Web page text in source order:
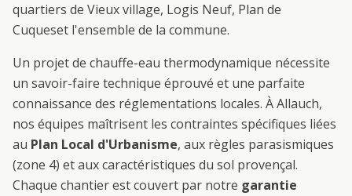
quartiers de Vieux village, Logis Neuf, Plan de
Cuqueset l'ensemble de la commune.
Un projet de chauffe-eau thermodynamique nécessite
un savoir-faire technique éprouvé et une parfaite
connaissance des réglementations locales. ÀAllauch,
nos équipes maîtrisent les contraintes spécifiques liées
au Plan Local d'Urbanisme, aux règles parasismiques
(zone 4) et aux caractéristiques du sol provençal.
Chaque chantier est couvert par notre garantie